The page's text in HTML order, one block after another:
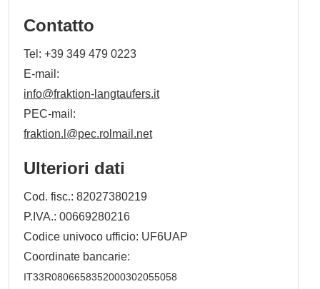
Contatto
Tel: +39 349 479 0223
E-mail:
info@fraktion-langtaufers.it
PEC-mail:
fraktion.l@pec.rolmail.net
Ulteriori dati
Cod. fisc.: 82027380219
P.IVA.: 00669280216
Codice univoco ufficio: UF6UAP
Coordinate bancarie:
IT33R0806658352000302055058